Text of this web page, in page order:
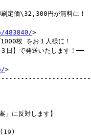
定価\32,300円が無料に！
483840/>
枚 をお１人様に！
】で発送いたします！━━
>
反対します】